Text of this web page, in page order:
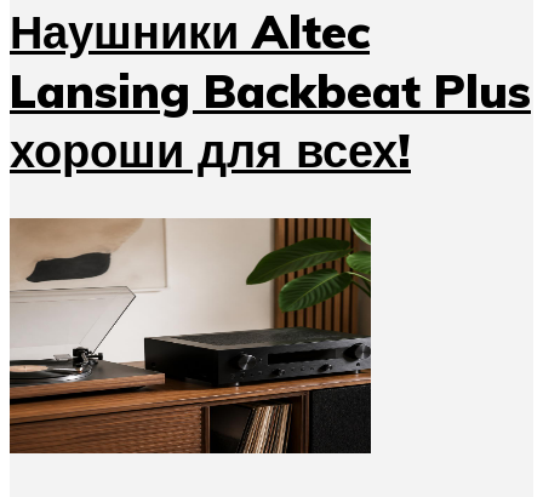
Наушники Altec
Lansing Backbeat Plus
хороши для всех!